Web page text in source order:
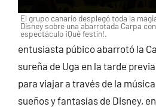
El grupo canario desplegó toda la
Disney sobre una abarrotada Carpa
espectáculo ¡Qué festín!.
entusiasta púbico abarrotó la
sureña de Uga en la tarde
para viajar a través de la
sueños y fantasías de Disney,